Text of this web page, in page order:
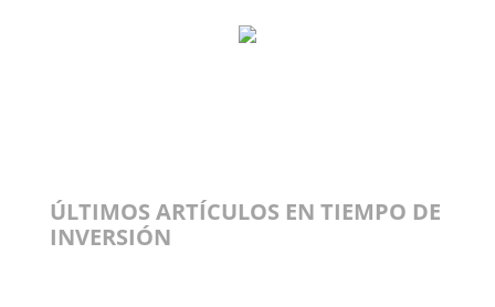
ÚLTIMOS ARTÍCULOS EN TIEMPO DE
INVERSIÓN